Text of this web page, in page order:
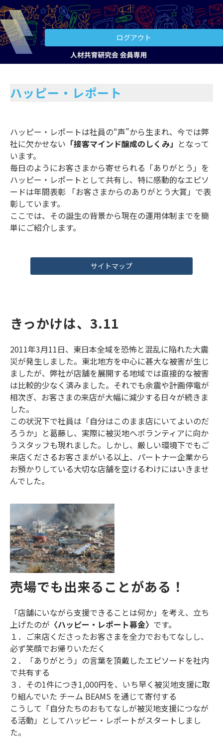
ログアウト
ハッピー・レポート
ハッピー・レポートは社員の“声”から生まれ、今では弊
社に欠かせない 「接客マインド醸成のしくみ」 となって
います。
毎日のようにお客さまから寄せられる「ありがとう」を
ハッピー・レポートとして共有し、特に感動的なエピソ
ードは年間表彰 「お客さまからのありがとう大賞」で表
彰しています。
ここでは、その誕生の背景から現在の運用体制までを簡
単にご紹介します。
サイトマップ
きっかけは、3.11
2011年3月11日、東日本全域を恐怖と混乱に陥れた大震
災が発生しました。東北地方を中心に甚大な被害が生じ
ましたが、弊社が店舗を展開する地域では直接的な被害
は比較的少なく済みました。それでも余震や計画停電が
相次ぎ、お客さまの来店が大幅に減少する日々が続きま
した。
この状況下で社員は「自分はこのまま店にいてよいのだ
ろうか」と葛藤し、実際に被災地へボランティアに向か
うスタッフも現れました。しかし、厳しい環境下でもご
来店くださるお客さまがいる以上、パートナー企業から
お預かりしている大切な店舗を空けるわけにはいきませ
んでした。
売場でも出来ることがある！
「店舗にいながら支援できることは何か」を考え、立ち
上げたのが 〈ハッピー・レポート募金〉 です。
１．ご来店くださったお客さまを全力でおもてなしし、
必ず笑顔でお帰りいただく
２．「ありがとう」の言葉を頂戴したエピソードを社内
で共有する
３．その1件につき1,000円を、いち早く被災地支援に取
り組んでいた チーム BEAMS を通じて寄付する
こうして「自分たちのおもてなしが被災地支援につなが
る活動」としてハッピー・レポートがスタートしまし
た。